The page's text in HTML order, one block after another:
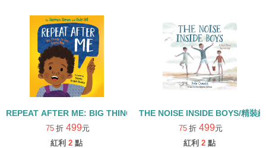
REPEAT AFTER ME: BIG THINGS TO SAY EVERY DAY/精裝繪本
75 折 499元
紅利 2 點
THE NOISE INSIDE BOYS/精裝
75 折 499元
紅利 2 點